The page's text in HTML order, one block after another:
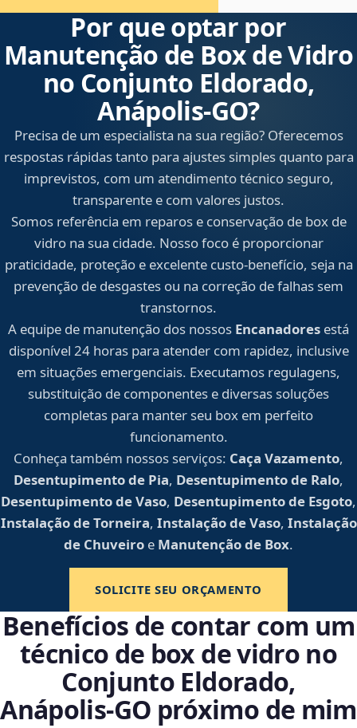
Por que optar por
Manutenção de Box de Vidro
no Conjunto Eldorado,
Anápolis‑GO?
Precisa de um especialista na sua região? Oferecemos
respostas rápidas tanto para ajustes simples quanto para
imprevistos, com um atendimento técnico seguro,
transparente e com valores justos.
Somos referência em reparos e conservação de box de
vidro na sua cidade. Nosso foco é proporcionar
praticidade, proteção e excelente custo-benefício, seja na
prevenção de desgastes ou na correção de falhas sem
transtornos.
A equipe de manutenção dos nossos Encanadores está
disponível 24 horas para atender com rapidez, inclusive
em situações emergenciais. Executamos regulagens,
substituição de componentes e diversas soluções
completas para manter seu box em perfeito
funcionamento.
Conheça também nossos serviços: Caça Vazamento,
Desentupimento de Pia, Desentupimento de Ralo,
Desentupimento de Vaso, Desentupimento de Esgoto,
Instalação de Torneira, Instalação de Vaso, Instalação
de Chuveiro e Manutenção de Box.
SOLICITE SEU ORÇAMENTO
Benefícios de contar com um
técnico de box de vidro no
Conjunto Eldorado,
Anápolis‑GO próximo de mim